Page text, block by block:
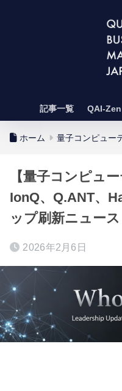
記事一覧 QAI-Zen
ホーム 量子コンピュー
【量子コンピュ
IonQ、Q.ANT、
ップ刷新ニュース
2026年2月6日